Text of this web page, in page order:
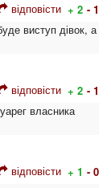
відповісти + 2 - 1
виступ дівок, а
відповісти + 2 - 1
власника
відповісти + 1 - 0